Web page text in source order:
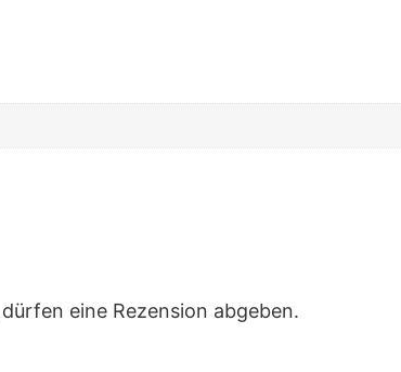
eine Rezension abgeben.